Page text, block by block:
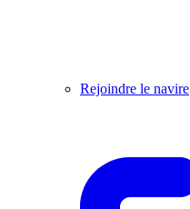
Rejoindre le navire